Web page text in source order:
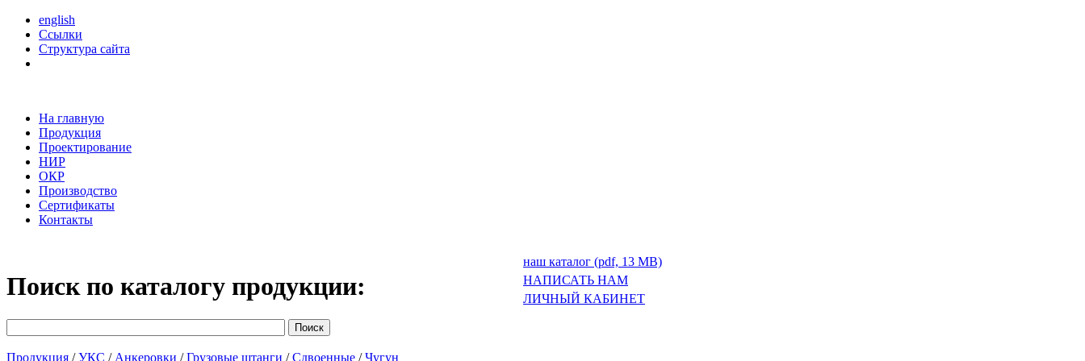
english
Ссылки
Структура сайта
На главную
Продукция
Проектирование
НИР
ОКР
Производство
Сертификаты
Контакты
Поиск по каталогу продукции:
Продукция /УКС / Анкеровки /Грузовые штанги /Сдвоенные /Чугун
наш каталог (pdf, 13 MB)
НАПИСАТЬ НАМ
ЛИЧНЫЙ КАБИНЕТ